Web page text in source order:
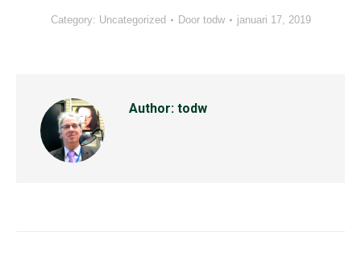
Category: Uncategorized Door todw januari 17, 2019
Author: todw